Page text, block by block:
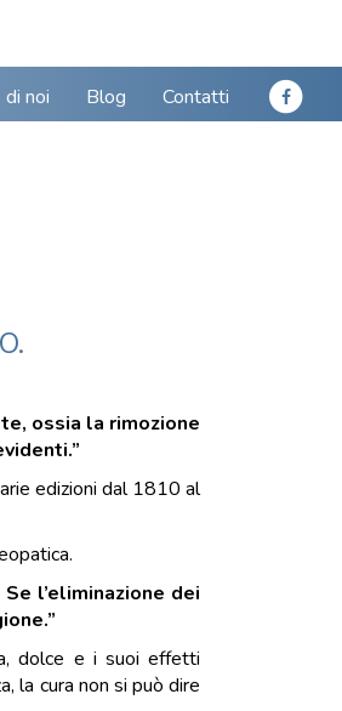
di noi Blog Contatti
ossia la rimozione
edizioni dal 1810 al
l’eliminazione dei
dolce e i suoi effetti
la cura non si può dire